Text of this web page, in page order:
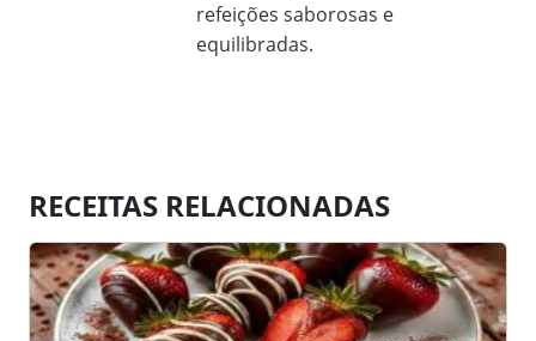
refeições saborosas e
equilibradas.
RECEITAS RELACIONADAS